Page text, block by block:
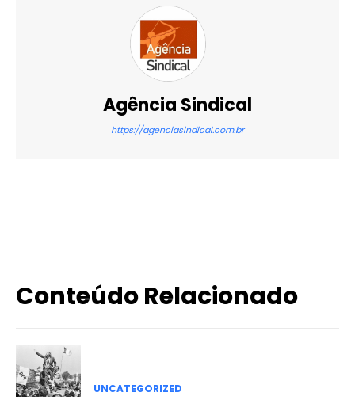
Agência Sindical
https://agenciasindical.com.br
Conteúdo Relacionado
UNCATEGORIZED